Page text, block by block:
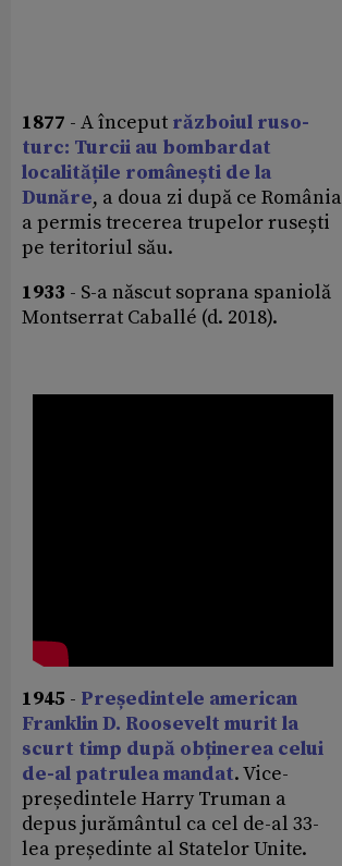
1877 - A început războiul ruso-
turc: Turcii au bombardat
localitățile românești de la
Dunăre, a doua zi după ce România
a permis trecerea trupelor rusești
pe teritoriul său.
1933 - S-a născut soprana spaniolă
Montserrat Caballé (d. 2018).
1945 - Președintele american
Franklin D. Roosevelt murit la
scurt timp după obținerea celui
de-al patrulea mandat. Vice-
președintele Harry Truman a
depus jurământul ca cel de-al 33-
lea președinte al Statelor Unite.